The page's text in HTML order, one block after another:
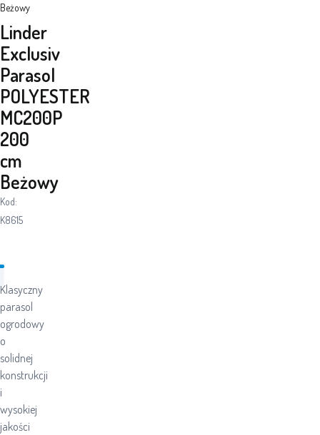
Beżowy
Linder
Exclusiv
Parasol
POLYESTER
MC200P
200
cm
Beżowy
Kod:
K8615
Klasyczny
parasol
ogrodowy
o
solidnej
konstrukcji
i
wysokiej
jakości